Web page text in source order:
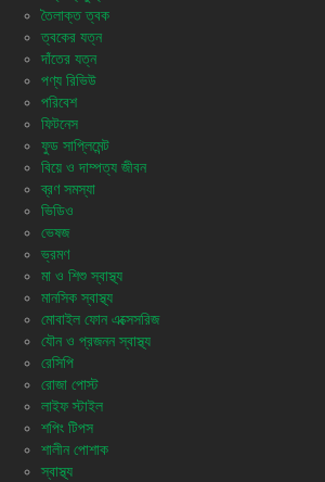
তৈলাক্ত ত্বক
ত্বকের যত্ন
দাঁতের যত্ন
পণ্য রিভিউ
পরিবেশ
ফিটনেস
ফুড সাপ্লিমেন্ট
বিয়ে ও দাম্পত্য জীবন
ব্রণ সমস্যা
ভিডিও
ভেষজ
ভ্রমণ
মা ও শিশু স্বাস্থ্য
মানসিক স্বাস্থ্য
মোবাইল ফোন এক্সেসরিজ
যৌন ও প্রজনন স্বাস্থ্য
রেসিপি
রোজা পোস্ট
লাইফ স্টাইল
শপিং টিপস
শালীন পোশাক
স্বাস্থ্য